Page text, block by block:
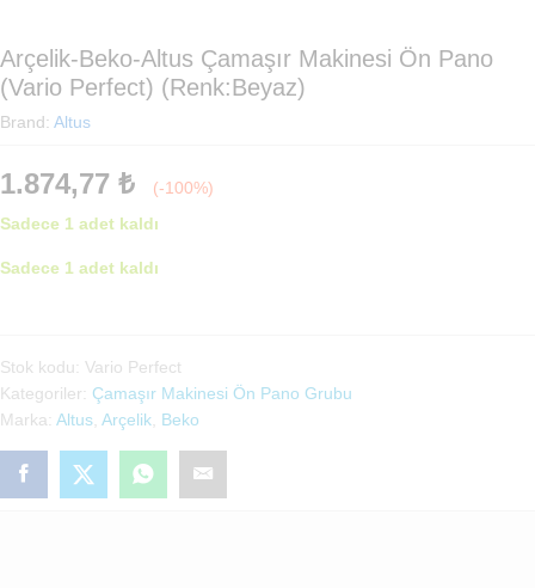
Arçelik-Beko-Altus Çamaşır Makinesi Ön Pano
(Vario Perfect) (Renk:Beyaz)
Brand: Altus
1.874,77 ₺
(-100%)
Sadece 1 adet kaldı
Sadece 1 adet kaldı
Çamaşır
Makinesi
Ön
Pano
(Vario
Perfect)
Stok kodu: Vario Perfect
Kategoriler: Çamaşır Makinesi Ön Pano Grubu
Marka: Altus Arçelik Beko